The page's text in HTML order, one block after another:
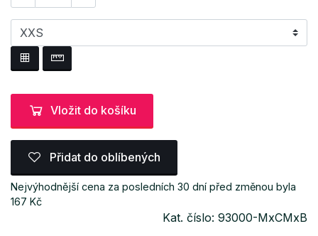
Vložit do košíku
Přidat do oblíbených
Nejvýhodnější cena za posledních 30 dní před změnou byla
167 Kč
Kat. číslo: 93000-MxCMxB